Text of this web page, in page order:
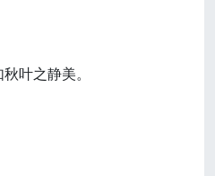
叶之静美。